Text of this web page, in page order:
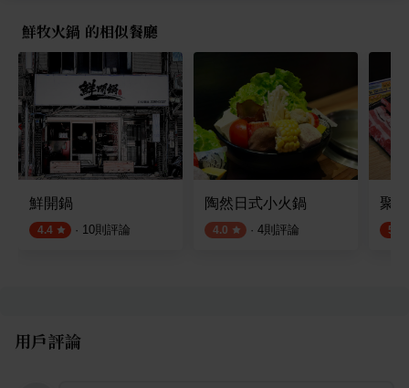
鮮牧火鍋 的相似餐廳
鮮開鍋
4.4 · 10則評論
陶然日式小火鍋
4.0 · 4則評論
聚
5.0
用戶評論